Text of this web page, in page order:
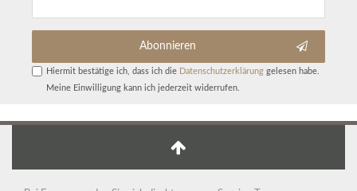
Abonnieren
Hiermit bestätige ich, dass ich die Daten­schutz­erklärunggelesen habe.
Meine Einwilligung kann ich jederzeit widerrufen.